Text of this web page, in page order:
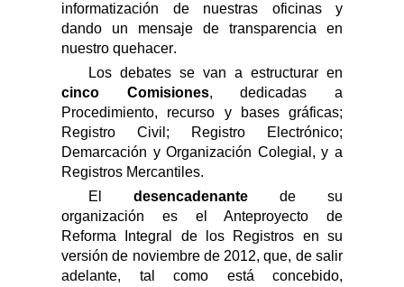
informatización de nuestras oficinas y
dando un mensaje de transparencia en
nuestro quehacer.
Los debates se van a estructurar en
cinco Comisiones, dedicadas a
Procedimiento, recurso y bases gráficas;
Registro Civil; Registro Electrónico;
Demarcación y Organización Colegial, y a
Registros Mercantiles.
El desencadenante de su
organización es el Anteproyecto de
Reforma Integral de los Registros en su
versión de noviembre de 2012, que, de salir
adelante, tal como está concebido,